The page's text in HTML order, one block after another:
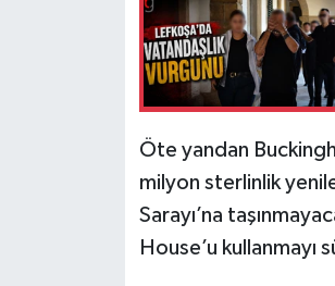
Öte yandan
milyon sterlinlik
Sarayı’na
House’u